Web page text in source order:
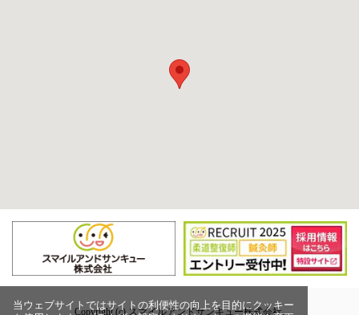
当ウェブサイトではサイトの利便性の向上を目的にクッキー
Copyright (c) スマイルアンドサンキュー株式会社,